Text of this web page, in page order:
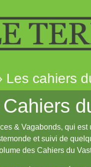
Les cahiers
& Vagabonds, qui
et suivi de
des Cahiers du